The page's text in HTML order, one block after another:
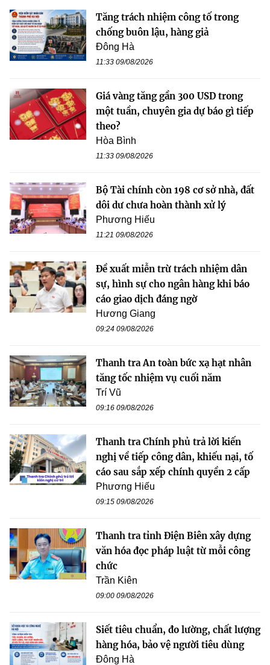
Tăng trách nhiệm công tố trong
chống buôn lậu, hàng giả
Đông Hà
11:33 09/08/2026
Giá vàng tăng gần 300 USD trong
một tuần, chuyên gia dự báo gì tiếp
theo?
Hòa Bình
11:33 09/08/2026
Bộ Tài chính còn 198 cơ sở nhà, đất
dôi dư chưa hoàn thành xử lý
Phương Hiếu
11:21 09/08/2026
Đề xuất miễn trừ trách nhiệm dân
sự, hình sự cho ngân hàng khi báo
cáo giao dịch đáng ngờ
Hương Giang
09:24 09/08/2026
Thanh tra An toàn bức xạ hạt nhân
tăng tốc nhiệm vụ cuối năm
Trí Vũ
09:16 09/08/2026
Thanh tra Chính phủ trả lời kiến
nghị về tiếp công dân, khiếu nại, tố
cáo sau sắp xếp chính quyền 2 cấp
Phương Hiếu
09:15 09/08/2026
Thanh tra tỉnh Điện Biên xây dựng
văn hóa đọc pháp luật từ mỗi công
chức
Trần Kiên
09:00 09/08/2026
Siết tiêu chuẩn, đo lường, chất lượng
hàng hóa, bảo vệ người tiêu dùng
Đông Hà